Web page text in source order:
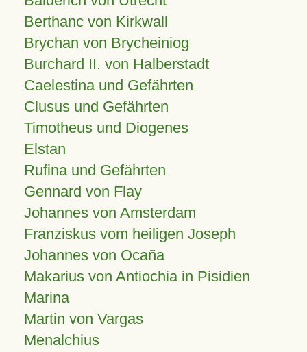
Berthanc von Kirkwall
Brychan von Brycheiniog
Burchard II. von Halberstadt
Caelestina und Gefährten
Clusus und Gefährten
Timotheus und Diogenes
Elstan
Rufina und Gefährten
Gennard von Flay
Johannes von Amsterdam
Franziskus vom heiligen Joseph
Johannes von Ocaña
Makarius von Antiochia in Pisidien
Marina
Martin von Vargas
Menalchius